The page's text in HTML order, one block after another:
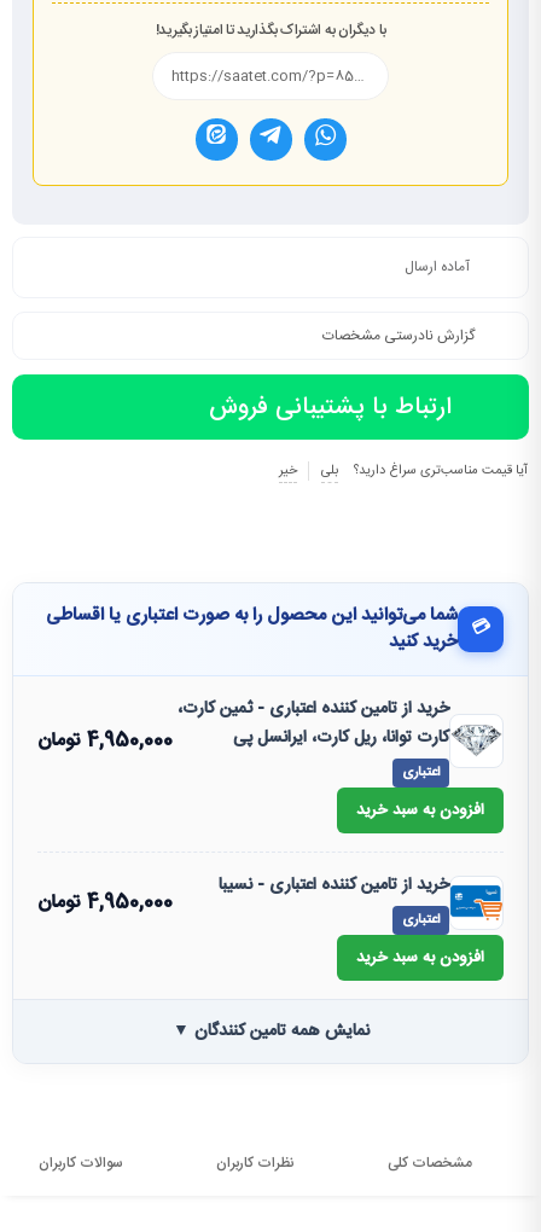
با دیگران به اشتراک بگذارید تا امتیاز بگیرید!
آماده ارسال
گزارش نادرستی مشخصات
ارتباط با پشتیبانی فروش
آیا قیمت مناسب‌تری سراغ دارید؟ بلی خیر
💳 شما می‌توانید این محصول را به صورت اعتباری یا اقساطی
خرید کنید
خرید از تامین کننده اعتباری - ثمین کارت،
کارت توانا، ریل کارت، ایرانسل پی
اعتباری
4,950,000تومان
افزودن به سبد خرید
خرید از تامین کننده اعتباری - نسیبا
اعتباری
4,950,000تومان
افزودن به سبد خرید
نمایش همه تامین کنندگان ▼
مشخصات کلی نظرات کاربران سوالات کاربران